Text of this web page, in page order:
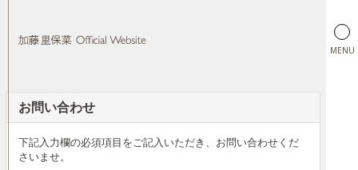
MENU
お問い合わせ
下記入力欄の必須項目をご記入いただき、お問い合わせくだ
さいませ。